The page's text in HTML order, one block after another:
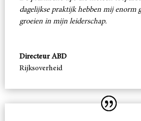
dagelijkse praktijk hebben mij enorm
groeien in mijn leiderschap.
Directeur ABD
Rijksoverheid